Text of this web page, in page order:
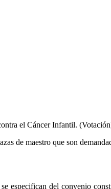
el Cáncer Infantil.
de maestro que son
especifican del convenio